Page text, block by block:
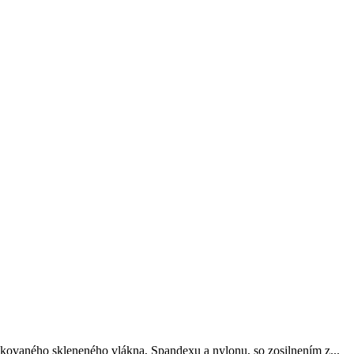
skleneného vlákna, Spandexu a nylonu, so zosilnením z...